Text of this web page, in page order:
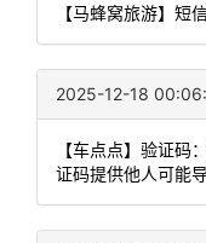
【马蜂窝旅游】短
2025-12-18
【车点点】验证
证码提供他人可能